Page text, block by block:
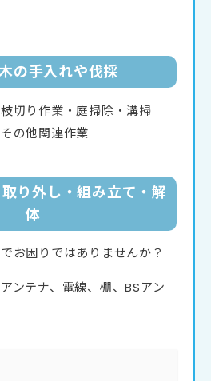
の⼿⼊れや伐採
切り作業・庭掃除・溝掃
の他関連作業
り外し・組み立て・解
体
お困りではありませんか？
ンテナ、電線、棚、BSアン